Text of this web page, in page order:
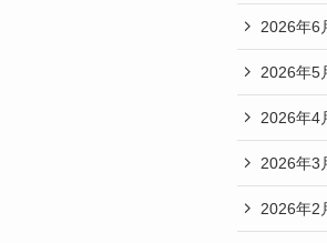
2026年6
2026年5
2026年4
2026年3
2026年2